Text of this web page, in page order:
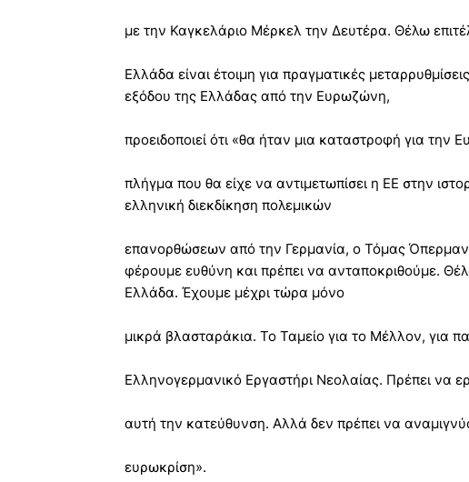
με την Καγκελάριο Μέρκελ την Δευτέρα. Θέλω
Ελλάδα είναι έτοιμη για πραγματικές
εξόδου της Ελλάδας από την Ευρωζώνη,
προειδοποιεί ότι «θα ήταν μια καταστροφή για την
πλήγμα που θα είχε να αντιμετωπίσει η ΕΕ στην
ελληνική διεκδίκηση πολεμικών
επανορθώσεων από την Γερμανία, ο Τόμας Όπερμαν
φέρουμε ευθύνη και πρέπει να ανταποκριθούμε.
Ελλάδα. Έχουμε μέχρι τώρα μόνο
μικρά βλασταράκια. Το Ταμείο για το Μέλλον, για
Ελληνογερμανικό Εργαστήρι Νεολαίας. Πρέπει να
αυτή την κατεύθυνση. Αλλά δεν πρέπει να
ευρωκρίση».